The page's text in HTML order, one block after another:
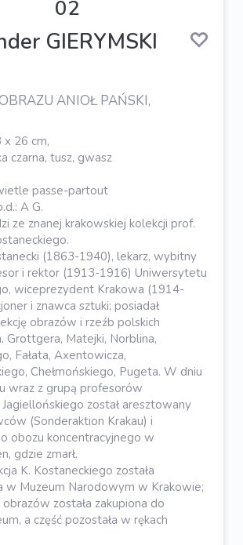
02
GIERYMSKI
ANIOŁ PAŃSKI,
x 26 cm,
czarna, tusz, gwasz
passe-partout
A G.
ze znanej krakowskiej kolekcji prof.
(1863-1940), lekarz, wybitny
i rektor (1913-1916) Uniwersytetu
wiceprezydent Krakowa (1914-
i znawca sztuki; posiadał
obrazów i rzeźb polskich
Grottgera, Matejki, Norblina,
Fałata, Axentowicza,
Chełmońskiego, Pugeta. W dniu
wraz z grupą profesorów
został aresztowany
(Sonderaktion Krakau) i
obozu koncentracyjnego w
gdzie zmarł.
K. Kostaneckiego została
w Muzeum Narodowym w Krakowie;
została zakupiona do
a część pozostała w rękach